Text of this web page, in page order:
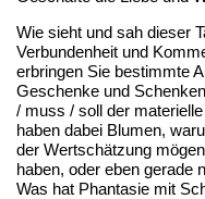
Wie sieht und sah dieser
Verbundenheit und
erbringen Sie bestimmte
Geschenke und
/ muss / soll der
haben dabei Blumen,
der Wertschätzung
haben, oder eben gerade
Was hat Phantasie mit